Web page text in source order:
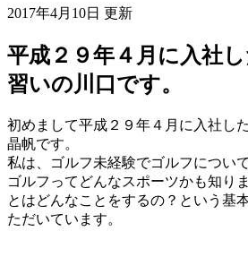
2017年4月10日 更新
平成２９年４月に入社
習いの川口です。
初めまして平成２９年４月に入社し
晶帆です。
私は、ゴルフ未経験でゴルフについ
ゴルフってどんなスポーツかも知り
とはどんなことをするの？という基
ただいています。